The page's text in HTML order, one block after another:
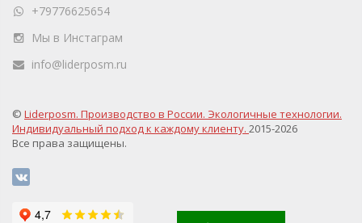
+79776625654
Мы в Инстаграм
info@liderposm.ru
© Liderposm. Производство в России. Экологичные технологии.
Индивидуальный подход к каждому клиенту. 2015-2026
Все права защищены.